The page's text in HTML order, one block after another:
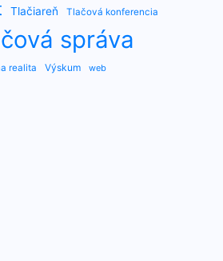
Tlačiareň Tlačová konferencia
správa
realita Výskum web